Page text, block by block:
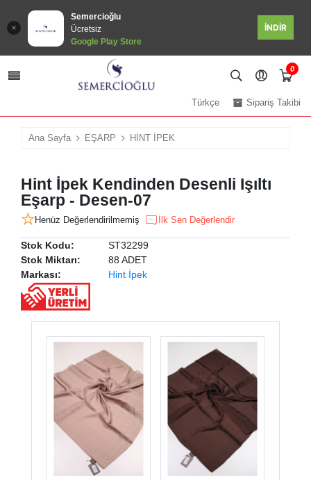
Semercioğlu
Ücretsiz
Google Play Store
İNDİR
0
Sipariş Takibi
Türkçe
Ana Sayfa EŞARP HİNT İPEK
Hint İpek Kendinden Desenli Işıltı
Eşarp - Desen-07
Henüz Değerlendirilmemiş İlk Sen Değerlendir
Stok Kodu:
ST32299
Stok Miktarı:
88 ADET
Markası:
Hint İpek